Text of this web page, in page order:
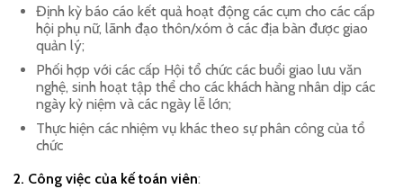
Định kỳ báo cáo kết quả hoạt động các cụm cho các cấp
hội phụ nữ, lãnh đạo thôn/xóm ở các địa bàn được giao
quản lý;
Phối hợp với các cấp Hội tổ chức các buổi giao lưu văn
nghệ, sinh hoạt tập thể cho các khách hàng nhân dịp các
ngày kỷ niệm và các ngày lễ lớn;
Thực hiện các nhiệm vụ khác theo sự phân công của tổ
chức
2. Công việc của kế toán viên: